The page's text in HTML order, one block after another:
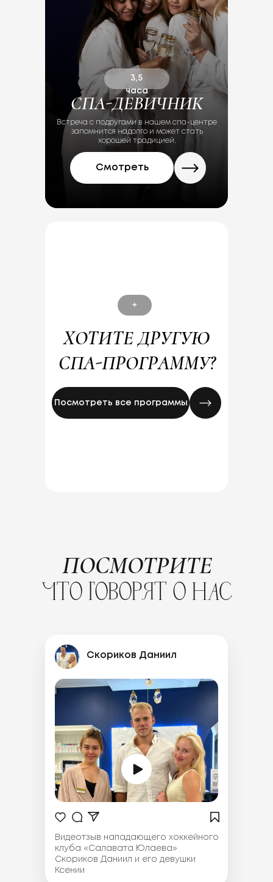
Встреча с подругами в нашем спа-центре
запомнится надолго и может стать
хорошей традицией.
СПА-ДЕВИЧНИК
3,5
часа
Смотреть
ХОТИТЕ ДРУГУЮ
СПА-ПРОГРАММУ?
Посмотреть все программы
Сегодня
друзьям и
персоналу
Скориков Даниил
Видеотзыв нападающего хоккейного
клуба «Салавата Юлаева»
Скориков Даниил и его девушки
Ксении
ЧТО ГОВОРЯТ О НАС
ПОСМОТРИТЕ